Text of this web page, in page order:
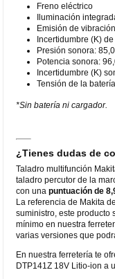
Freno eléctrico
Iluminación
Emisión de
Incertidumbre (K)
Presión sonora:
Potencia sonora:
Incertidumbre (K)
Tensión de la
*Sin batería ni cargador.
¿Tienes dudas de
Taladro multifunción
taladro percutor de la
con unapuntuación de
La referencia de Makita
suministro, este producto
mínimo en nuestra
varias versiones que
En nuestra ferretería te
DTP141Z 18V Litio-ion a